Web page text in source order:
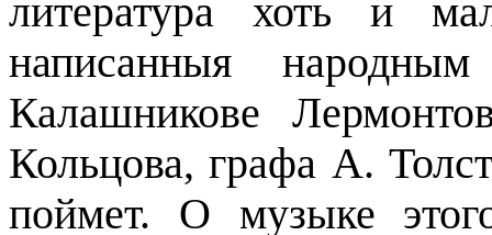
литература хоть и
написанныя
Калашникове
Кольцова, графа А.
поймет. О музыке